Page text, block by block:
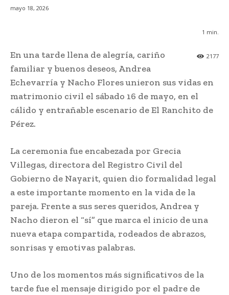
mayo 18, 2026
1 min.
2177
En una tarde llena de alegría, cariño
familiar y buenos deseos, Andrea
Echevarría y Nacho Flores unieron sus vidas en
matrimonio civil el sábado 16 de mayo, en el
cálido y entrañable escenario de El Ranchito de
Pérez.
La ceremonia fue encabezada por Grecia
Villegas, directora del Registro Civil del
Gobierno de Nayarit, quien dio formalidad legal
a este importante momento en la vida de la
pareja. Frente a sus seres queridos, Andrea y
Nacho dieron el “sí” que marca el inicio de una
nueva etapa compartida, rodeados de abrazos,
sonrisas y emotivas palabras.
Uno de los momentos más significativos de la
tarde fue el mensaje dirigido por el padre de